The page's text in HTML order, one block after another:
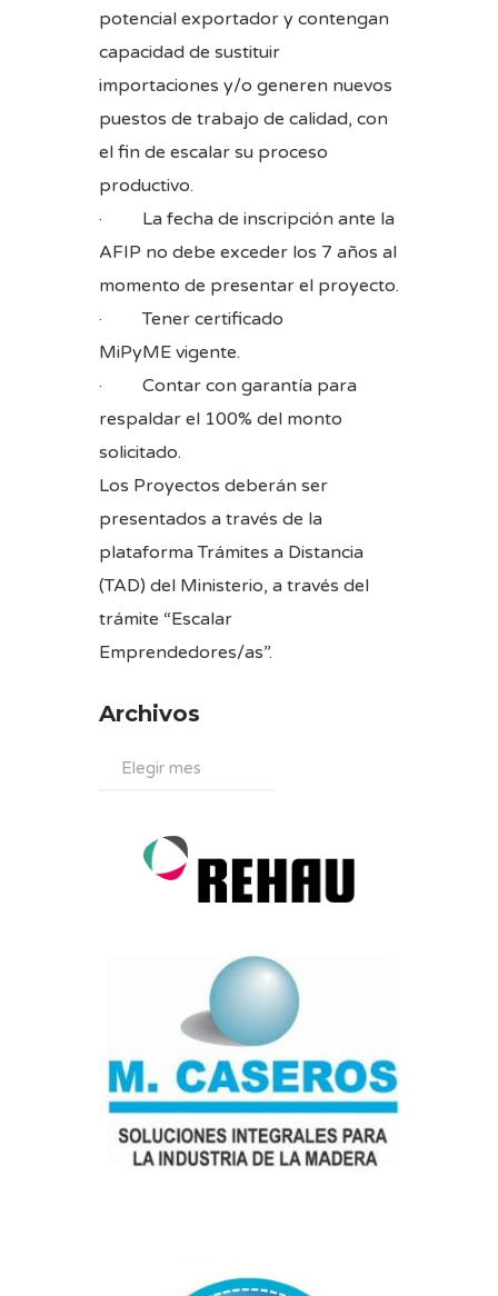
potencial exportador y contengan
capacidad de sustituir
importaciones y/o generen nuevos
puestos de trabajo de calidad, con
el fin de escalar su proceso
productivo.
· La fecha de inscripción ante la
AFIP no debe exceder los 7 años al
momento de presentar el proyecto.
· Tener certificado
MiPyME vigente.
· Contar con garantía para
respaldar el 100% del monto
solicitado.
Los Proyectos deberán ser
presentados a través de la
plataforma Trámites a Distancia
(TAD) del Ministerio, a través del
trámite “Escalar
Emprendedores/as”.
Archivos
Archivos